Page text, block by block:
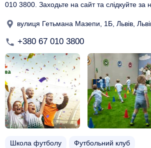
010 3800. Заходьте на сайт та слідкуйте за
вулиця Гетьмана Мазепи, 1Б, Львів,
+380 67 010 3800
Школа футболу Футбольний клуб